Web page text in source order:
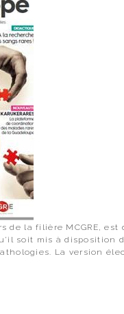
de la filière MCGRE, est
soit mis à disposition
La version